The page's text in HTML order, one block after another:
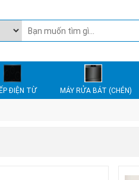
ĐIỆN TỪ MÁY RỬA BÁT (CHÉN)